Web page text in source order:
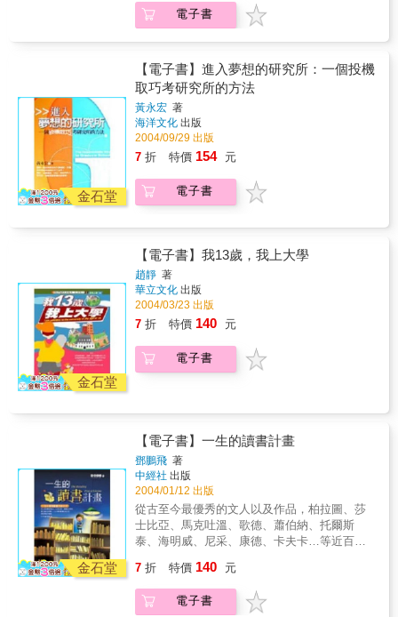
有效提升讀書效率的六大妙方，淺顯實用，讓
你！
電子書
金石堂
【電子書】進入夢想的研究所：一個投機
取巧考研究所的方法
黃永宏 著
海洋文化 出版
2004/09/29 出版
7 折 特價 154 元
電子書
金石堂
【電子書】我13歲，我上大學
趙靜 著
華立文化 出版
2004/03/23 出版
7 折 特價 140 元
電子書
金石堂
【電子書】一生的讀書計畫
鄧鵬飛 著
中經社 出版
2004/01/12 出版
從古至今最優秀的文人以及作品，柏拉圖、莎
士比亞、馬克吐溫、歌德、蕭伯納、托爾斯
泰、海明威、尼采、康德、卡夫卡…等近百
最有影響力的文字，將呈現在你眼前…
7 折 特價 140 元
電子書